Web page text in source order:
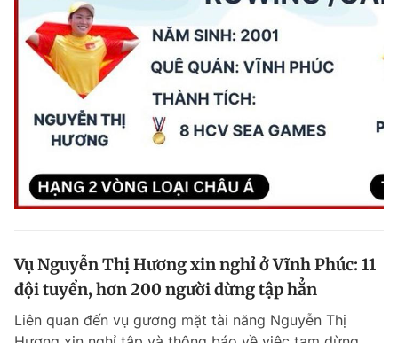
Vụ Nguyễn Thị Hương xin nghỉ ở Vĩnh Phúc: 11
đội tuyển, hơn 200 người dừng tập hẳn
Liên quan đến vụ gương mặt tài năng Nguyễn Thị